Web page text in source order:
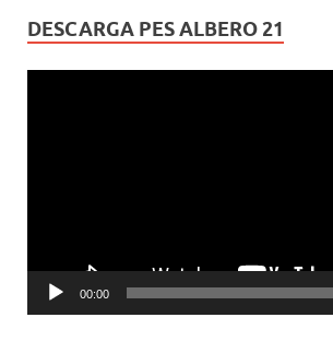
DESCARGA PES ALBERO 21
00:00